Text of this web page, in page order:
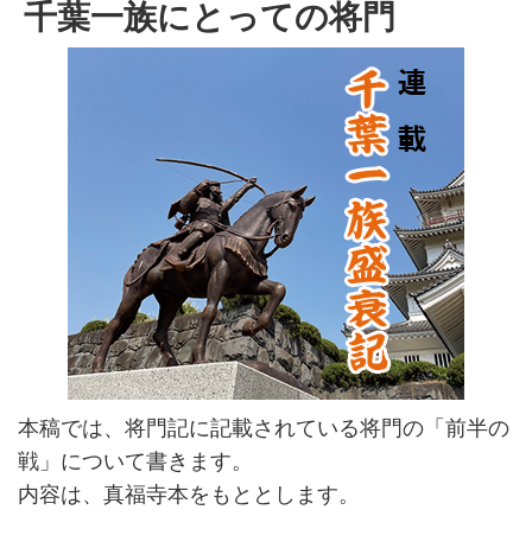
千葉一族にとっての将門
本稿では、将門記に記載されている将門の「前半の
戦」について書きます。
内容は、真福寺本をもととします。